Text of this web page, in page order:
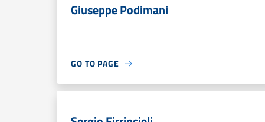
Giuseppe Podimani
GO TO PAGE